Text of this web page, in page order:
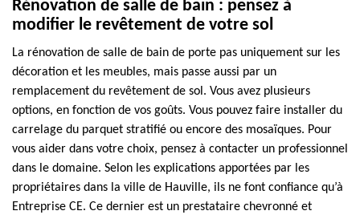
Rénovation de salle de bain : pensez à
modifier le revêtement de votre sol
La rénovation de salle de bain de porte pas uniquement sur les
décoration et les meubles, mais passe aussi par un
remplacement du revêtement de sol. Vous avez plusieurs
options, en fonction de vos goûts. Vous pouvez faire installer du
carrelage du parquet stratifié ou encore des mosaïques. Pour
vous aider dans votre choix, pensez à contacter un professionnel
dans le domaine. Selon les explications apportées par les
propriétaires dans la ville de Hauville, ils ne font confiance qu’à
Entreprise CE. Ce dernier est un prestataire chevronné et